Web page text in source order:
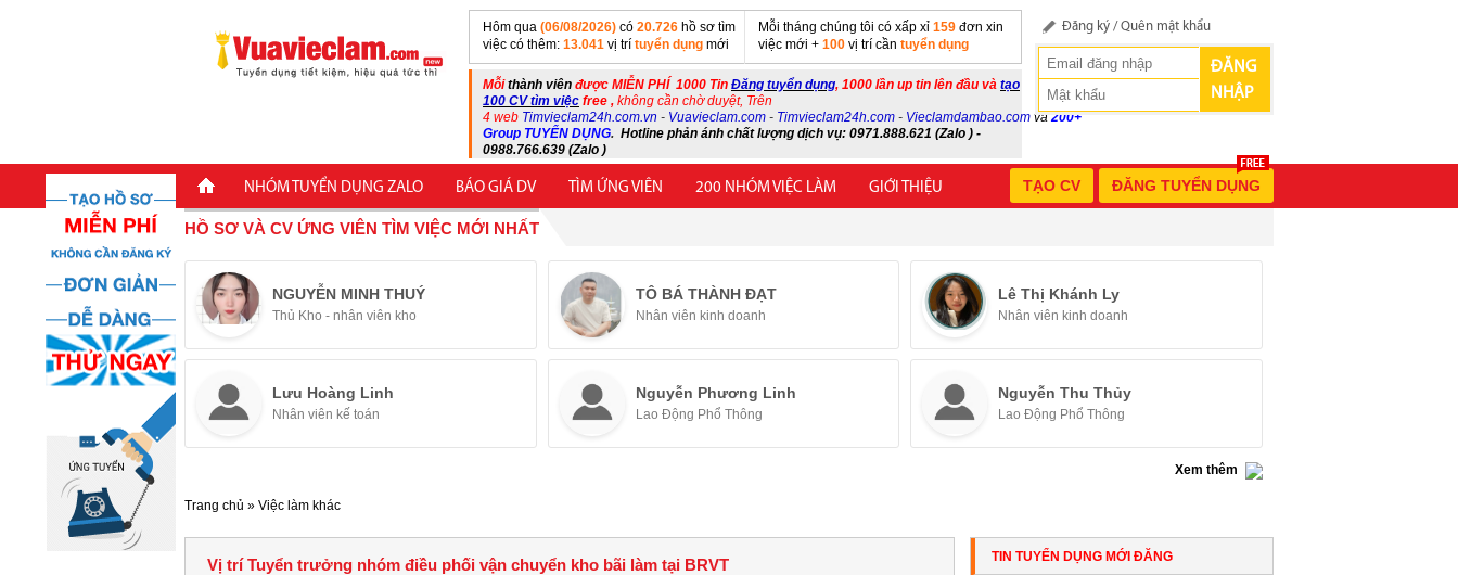
Hôm qua (06/08/2026) có 20.726 hồ sơ tìm
việc có thêm: 13.041 vị trí tuyển dụng mới
Mỗi tháng chúng tôi có xấp xỉ 159 đơn xin
việc mới + 100 vị trí cần tuyển dụng
Mỗithành viên được MIỄN PHÍ 1000 Tin Đăng tuyển dụng, 1000 lần up tin lên đầu và tạo
100 CV tìm việc free , không cần chờ duyệt, Trên
4 web Timvieclam24h.com.vn - Vuavieclam.com - Timvieclam24h.com - Vieclamdambao.com và 200+
Group TUYỂN DỤNG. Hotline phản ánh chất lượng dịch vụ: 0971.888.621 (Zalo ) -
0988.766.639 (Zalo )
Đăng ký /Quên mật khẩu
ĐĂNG
NHẬP
NHÓM TUYỂN DỤNG ZALO BÁO GIÁ DV TÌM ỨNG VIÊN 200 NHÓM VIỆC LÀM GIỚI THIỆU ĐĂNG TUYỂN DỤNG
TẠO CV
HỒ SƠ VÀ CV ỨNG VIÊN TÌM VIỆC MỚI NHẤT
NGUYỄN MINH THUÝ
Thủ Kho - nhân viên kho
TÔ BÁ THÀNH ĐẠT
Nhân viên kinh doanh
Lê Thị Khánh Ly
Nhân viên kinh doanh
Lưu Hoàng Linh
Nhân viên kế toán
Nguyễn Phương Linh
Lao Động Phổ Thông
Nguyễn Thu Thủy
Lao Động Phổ Thông
Xem thêm
Trang chủ » Việc làm khác
Vị trí Tuyển trưởng nhóm điều phối vận chuyển kho bãi làm tại BRVT TIN TUYỂN DỤNG MỚI ĐĂNG